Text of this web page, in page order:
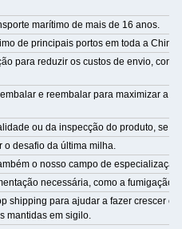
marítimo de mais de 16 anos.
de principais portos em toda a
para reduzir os custos de envio, com
e reembalar para maximizar a
ou da inspecção do produto, se
o desafio da última milha.
o nosso campo de especialização.
necessária, como a fumigação
shipping para ajudar a fazer crescer o
mantidas em sigilo.